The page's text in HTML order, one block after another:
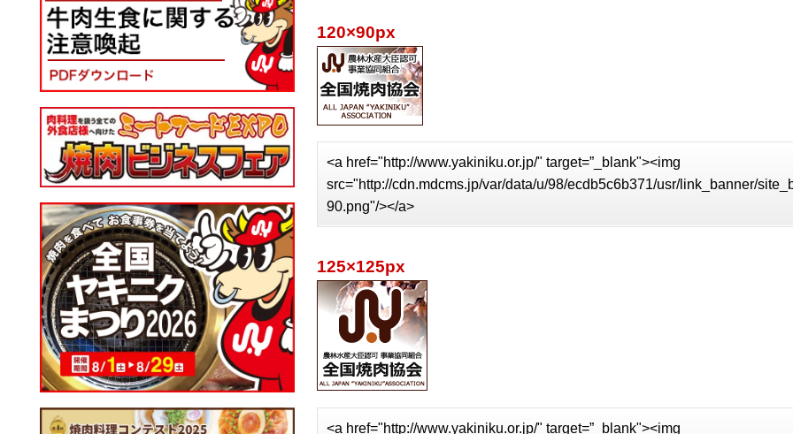
120×90px
<a href="http://www.yakiniku.or.jp/" target=”_blank"><img
src="http://cdn.mdcms.jp/var/data/u/98/ecdb5c6b371/usr/link_banner/
90.png"/></a>
125×125px
<a href="http://www.yakiniku.or.jp/" target=”_blank"><img